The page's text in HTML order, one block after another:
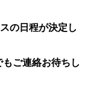
の日程が決定し
ご連絡お待ちし